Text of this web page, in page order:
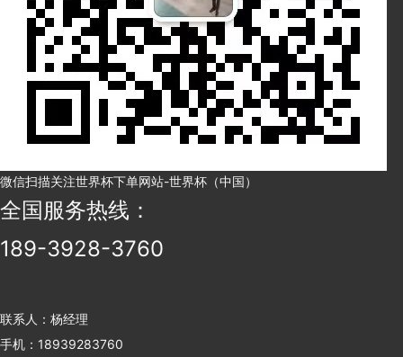
微信扫描关注世界杯下单网站-世界杯（中国）
全国服务热线：
189-3928-3760
联系人：杨经理
手机：18939283760